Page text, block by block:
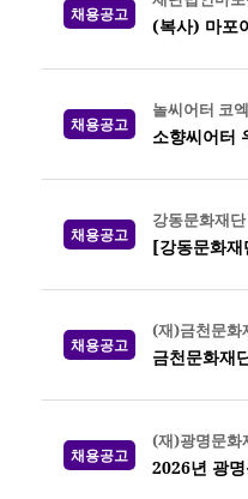
채용공고
(복사) 마포
채용공고
놀씨어터 코
소향씨어터
채용공고
강동문화재단
[강동문화
채용공고
(재)금천문화
금천문화재
채용공고
(재)광명문화
2026년 광